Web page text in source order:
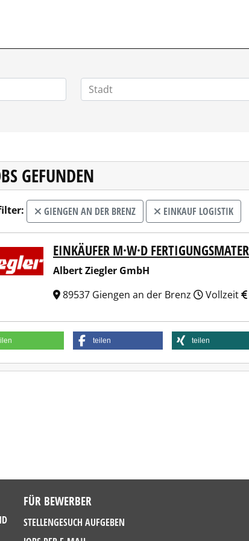
GEFUNDEN
GIENGEN AN DER BRENZ EINKAUF LOGISTIK
Ziegler GmbHEINKÄUFER M·W·D
Albert Ziegler GmbH
89537 Giengen an der Brenz
Vollzeit
teilen teilen
FÜR BEWERBER
STELLENGESUCH AUFGEBEN